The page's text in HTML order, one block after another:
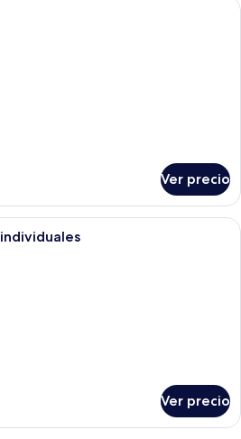
Ver precio
Una habitación con dos camas, una
Ver precio